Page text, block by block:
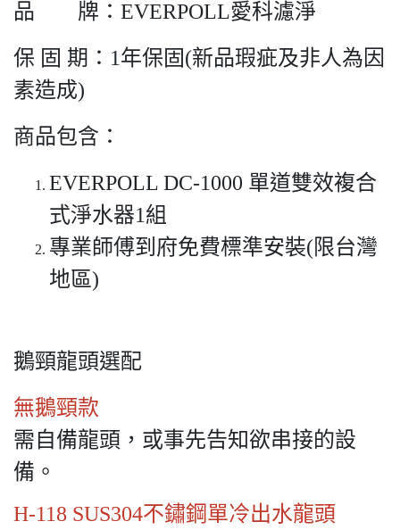
品 牌：EVERPOLL愛科濾淨
保 固 期：1年保固(新品瑕疵及非人為因
素造成)
商品包含：
EVERPOLL DC-1000 單道雙效複合
式淨水器1組
專業師傅到府免費標準安裝(限台灣
地區)
鵝頸龍頭選配
無鵝頸款
需自備龍頭，或事先告知欲串接的設
備。
H-118 SUS304不鏽鋼單冷出水龍頭